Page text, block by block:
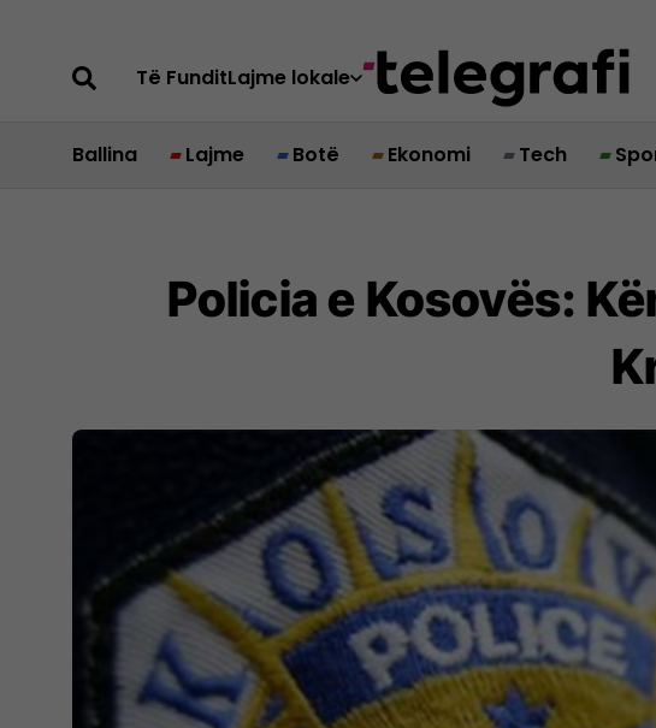
Të FunditLajme lokale
Ballina Lajme Botë Ekonomi Tech
Policia e Kosovës: